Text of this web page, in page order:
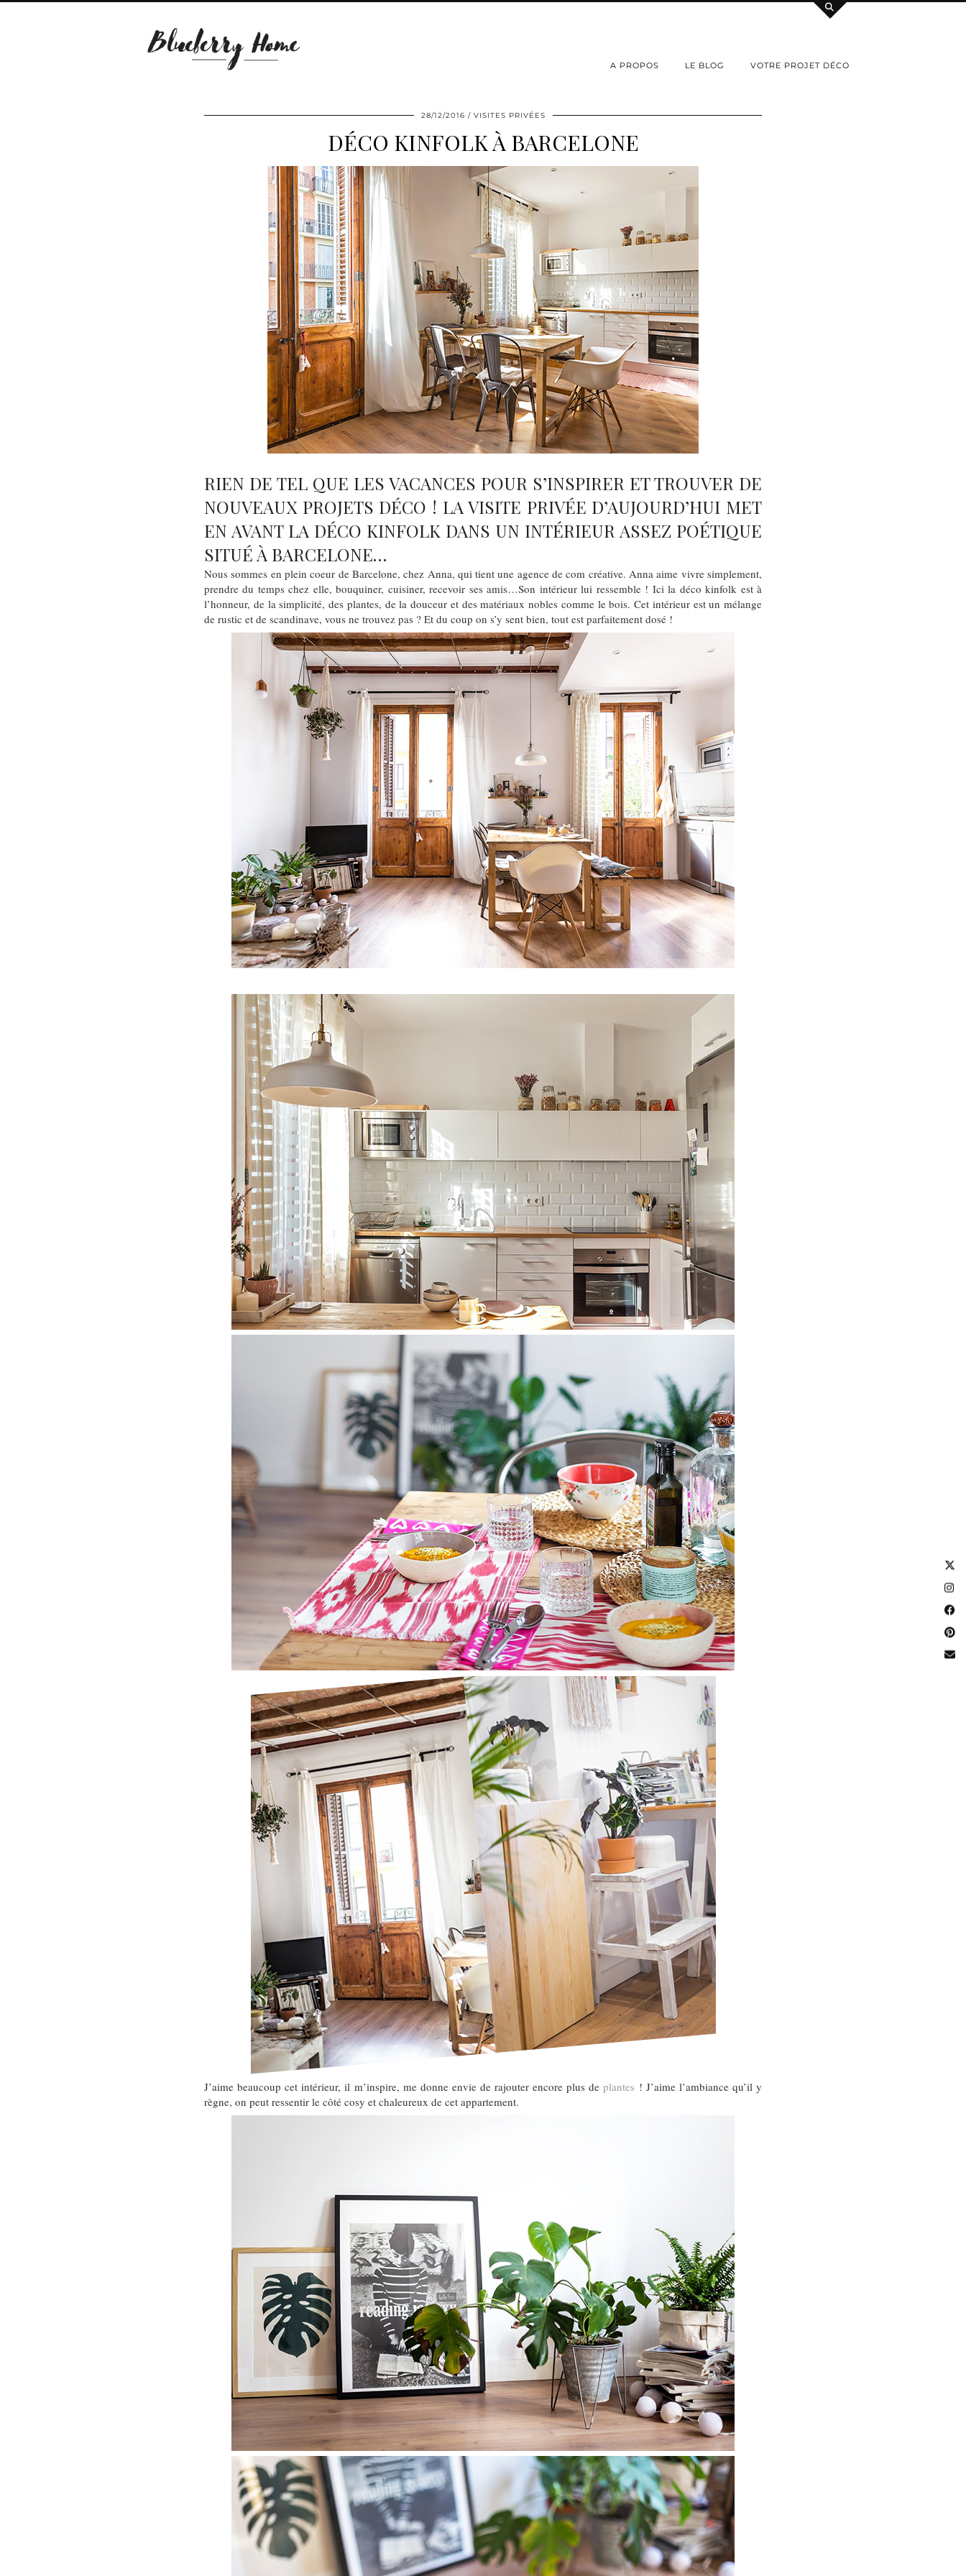
A PROPOS LE BLOG VOTRE PROJET DÉCO
28/12/2016 VISITES PRIVÉES
DÉCO KINFOLK À BARCELONE
RIEN DE TEL QUE LES VACANCES POUR S’INSPIRER ET TROUVER DE
NOUVEAUX PROJETS DÉCO ! LA VISITE PRIVÉE D’AUJOURD’HUI MET
EN AVANT LA DÉCO KINFOLK DANS UN INTÉRIEUR ASSEZ POÉTIQUE
SITUÉ À BARCELONE…
Nous sommes en plein coeur de Barcelone, chez Anna, qui tient une agence de com créative. Anna aime vivre simplement,
prendre du temps chez elle, bouquiner, cuisiner, recevoir ses amis…Son intérieur lui ressemble ! Ici la déco kinfolk est à
l’honneur, de la simplicité, des plantes, de la douceur et des matériaux nobles comme le bois. Cet intérieur est un mélange
de rustic et de scandinave, vous ne trouvez pas ? Et du coup on s’y sent bien, tout est parfaitement dosé !
J’aime beaucoup cet intérieur, il m’inspire, me donne envie de rajouter encore plus deplantes ! J’aime l’ambiance qu’il y
règne, on peut ressentir le côté cosy et chaleureux de cet appartement.